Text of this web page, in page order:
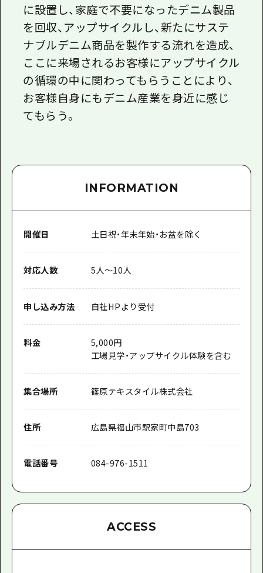
に設置し、家庭で不要になったデニム製品
を回収、アップサイクルし、新たにサステ
ナブルデニム商品を製作する流れを造成、
ここに来場されるお客様にアップサイクル
の循環の中に関わってもらうことにより、
お客様自身にもデニム産業を身近に感じ
てもらう。
INFORMATION
開催日 土日祝・年末年始・お盆を除く
対応人数 5人～10人
申し込み方法 自社HPより受付
料金
5,000円
工場見学・アップサイクル体験を含む
集合場所 篠原テキスタイル株式会社
住所 広島県福山市駅家町中島703
電話番号 084-976-1511
ACCESS